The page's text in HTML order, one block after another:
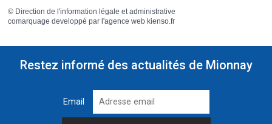
© Direction de l'information légale et administrative
comarquage developpé par l'agence web kienso.fr
Restez informé des actualités de Mionnay
Email